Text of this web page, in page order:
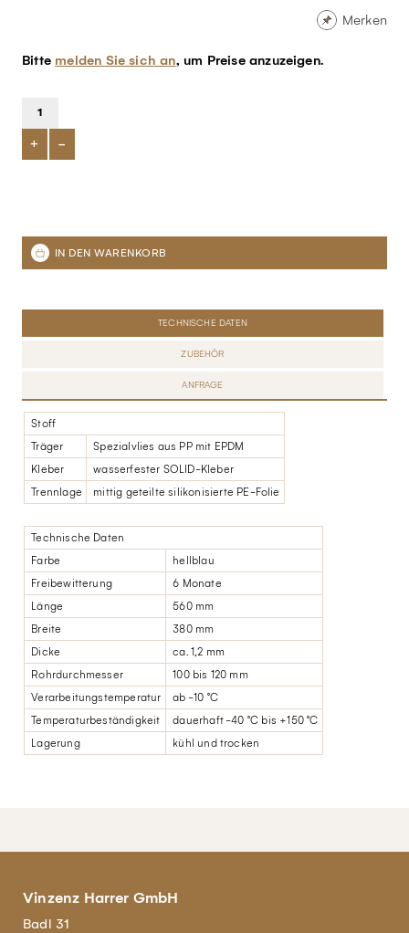
Merken
Bitte melden Sie sich an, um Preise anzuzeigen.
+ -
TECHNISCHE DATEN
ZUBEHÖR
ANFRAGE
Stoff
Träger
Spezialvlies aus PP mit EPDM
Kleber
wasserfester SOLID-Kleber
Trennlage
mittig geteilte silikonisierte PE-Folie
Technische Daten
Farbe
hellblau
Freibewitterung
6 Monate
Länge
560 mm
Breite
380 mm
Dicke
ca. 1,2 mm
Rohrdurchmesser
100 bis 120 mm
Verarbeitungstemperatur
ab -10 °C
Temperaturbeständigkeit
dauerhaft -40 °C bis +150 °C
Lagerung
kühl und trocken
Vinzenz Harrer GmbH
Badl 31